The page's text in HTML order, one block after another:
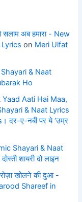
अब हमारा - New
on Meri Ulfat
& Naat
Ho
Yaad Aati Hai Maa,
& Naat Lyrics
दर-ए-नबी पर ये ‘उम्र
Shayari & Naat
शायरी दो लाइन
खोलने की दुआ -
Shareef in